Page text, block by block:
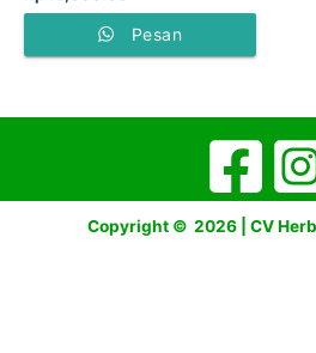
Pesan
Copyright © 2026 | CV